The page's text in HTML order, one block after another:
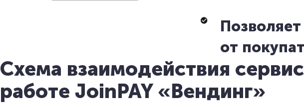
от
Схема взаимодействия
работе JoinPAY «Вендинг»